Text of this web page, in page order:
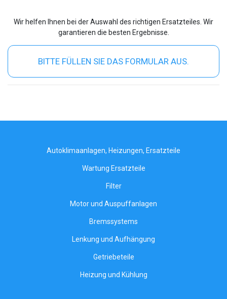
Wir helfen Ihnen bei der Auswahl des richtigen Ersatzteiles. Wir
garantieren die besten Ergebnisse.
BITTE FÜLLEN SIE DAS FORMULAR AUS.
Autoklimaanlagen, Heizungen, Ersatzteile
Wartung Ersatzteile
Filter
Motor und Auspuffanlagen
Bremssystems
Lenkung und Aufhängung
Getriebeteile
Heizung und Kühlung